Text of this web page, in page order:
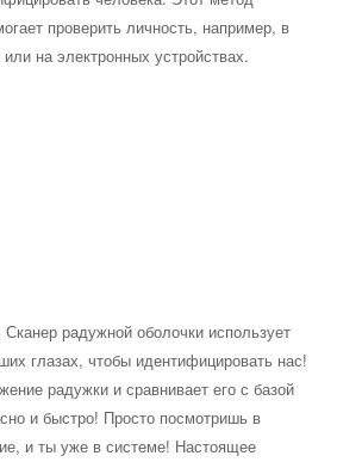
проверить личность, например, в
на электронных устройствах.
Сканер радужной оболочки использует
глазах, чтобы идентифицировать нас!
радужки и сравнивает его с базой
и быстро! Просто посмотришь в
и ты уже в системе! Настоящее